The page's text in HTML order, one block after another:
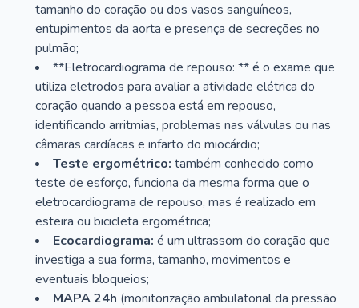
tamanho do coração ou dos vasos sanguíneos,
entupimentos da aorta e presença de secreções no
pulmão;
**Eletrocardiograma de repouso: ** é o exame que
utiliza eletrodos para avaliar a atividade elétrica do
coração quando a pessoa está em repouso,
identificando arritmias, problemas nas válvulas ou nas
câmaras cardíacas e infarto do miocárdio;
Teste ergométrico: também conhecido como
teste de esforço, funciona da mesma forma que o
eletrocardiograma de repouso, mas é realizado em
esteira ou bicicleta ergométrica;
Ecocardiograma: é um ultrassom do coração que
investiga a sua forma, tamanho, movimentos e
eventuais bloqueios;
MAPA 24h (monitorização ambulatorial da pressão